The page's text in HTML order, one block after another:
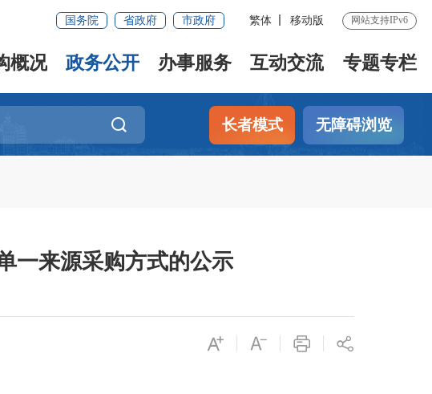
国务院 省政府 市政府 繁体 移动版 网站支持IPv6
概况 政务公开 办事服务 互动交流 专题专栏
长者模式 无障碍浏览
一来源采购方式的公示